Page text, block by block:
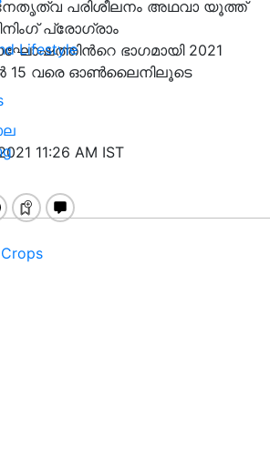
Lifestyle
പരിശീലനം അഥവാ യൂത്ത്
പ്രോഗ്രാം
ഭാഗമായി 2021
വരെ ഓൺലൈനിലൂടെ
11:26 AM IST